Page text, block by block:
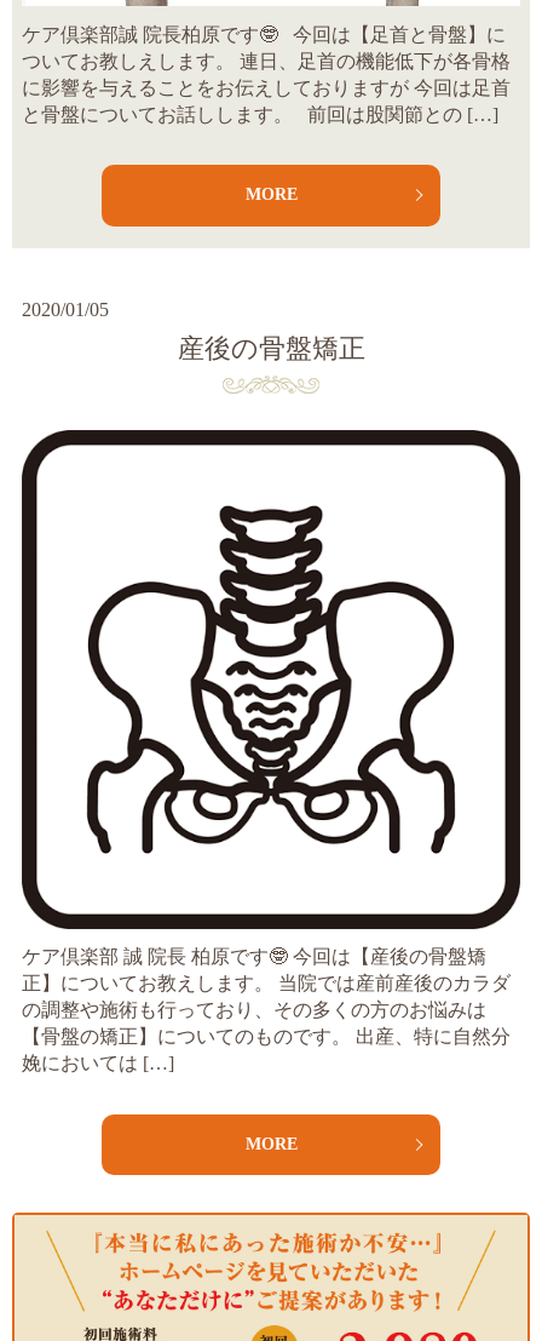
ケア倶楽部誠 院長柏原です🤓 今回は【足首と骨盤】に
ついてお教しえします。 連日、足首の機能低下が各骨格
に影響を与えることをお伝えしておりますが 今回は足首
と骨盤についてお話しします。 前回は股関節との […]
MORE
2020/01/05
産後の骨盤矯正
ケア倶楽部 誠 院長 柏原です🤓 今回は【産後の骨盤矯
正】についてお教えします。 当院では産前産後のカラダ
の調整や施術も行っており、その多くの方のお悩みは
【骨盤の矯正】についてのものです。 出産、特に自然分
娩においては […]
MORE